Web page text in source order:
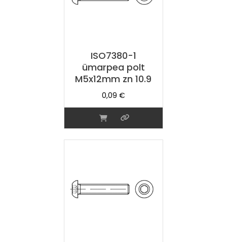
ISO7380-1
ümarpea polt
M5x12mm zn 10.9
0,09 €